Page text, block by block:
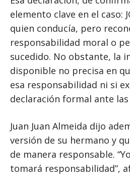
elemento clave en el caso:
quien conducía, pero
responsabilidad moral o
sucedido. No obstante, la
disponible no precisa en
esa responsabilidad ni si
declaración formal ante
Juan Juan Almeida dijo
versión de su hermano y
de manera responsable.
tomará responsabilidad”,